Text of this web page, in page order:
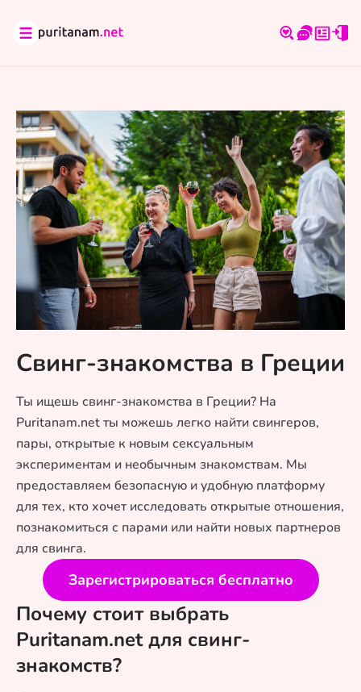
Свинг-знакомства в Греции
Ты ищешь свинг-знакомства в Греции? На
Puritanam.net ты можешь легко найти свингеров,
пары, открытые к новым сексуальным
экспериментам и необычным знакомствам. Мы
предоставляем безопасную и удобную платформу
для тех, кто хочет исследовать открытые отношения,
познакомиться с парами или найти новых партнеров
для свинга.
Зарегистрироваться бесплатно
Почему стоит выбрать
Puritanam.net для свинг-
знакомств?